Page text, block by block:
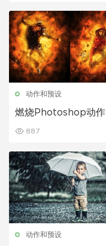
动作和预设
燃烧Photoshop动作
887
动作和预设